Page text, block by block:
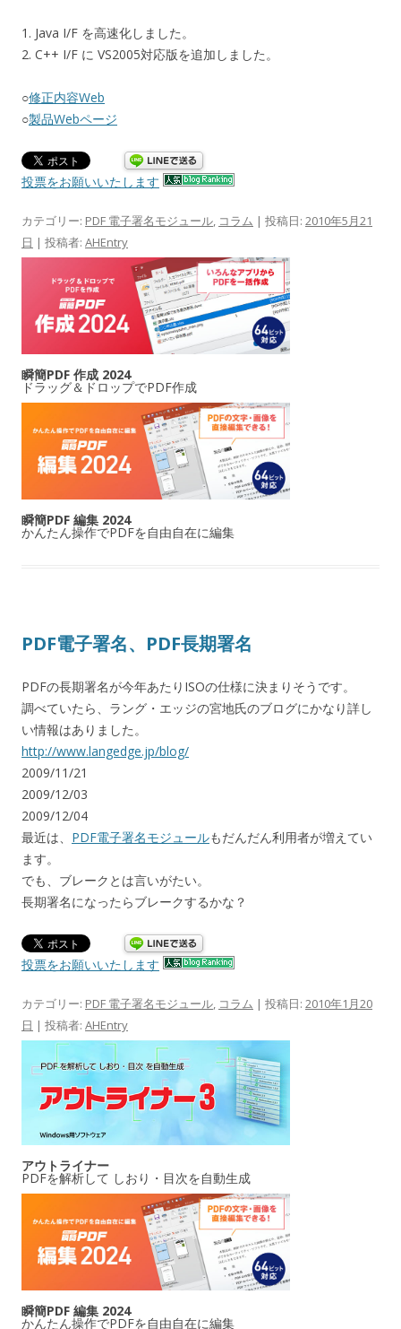
1. Java I/F を高速化しました。
2. C++ I/F に VS2005対応版を追加しました。
○修正内容Web
○製品Webページ
投票をお願いいたします
カテゴリー: PDF 電子署名モジュール コラム | 投稿日: 2010年5月21
日 | 投稿者: AHEntry
瞬簡PDF 作成 2024
ドラッグ＆ドロップでPDF作成
瞬簡PDF 編集 2024
かんたん操作でPDFを自由自在に編集
PDF電子署名、PDF長期署名
PDFの長期署名が今年あたりISOの仕様に決まりそうです。
調べていたら、ラング・エッジの宮地氏のブログにかなり詳し
い情報はありました。
http://www.langedge.jp/blog/
2009/11/21
2009/12/03
2009/12/04
最近は、 PDF電子署名モジュールもだんだん利用者が増えてい
ます。
でも、ブレークとは言いがたい。
長期署名になったらブレークするかな？
投票をお願いいたします
カテゴリー: PDF 電子署名モジュール, コラム | 投稿日: 2010年1月20
日 | 投稿者: AHEntry
アウトライナー
PDFを解析して しおり・目次を自動生成
瞬簡PDF 編集 2024
かんたん操作でPDFを自由自在に編集